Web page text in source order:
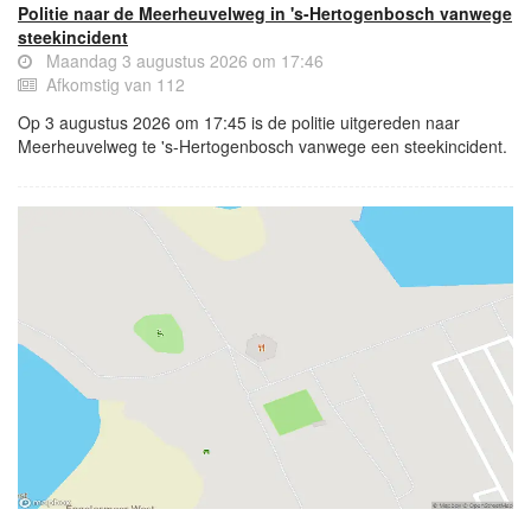
Politie naar de Meerheuvelweg in 's-Hertogenbosch vanwege
steekincident
Maandag 3 augustus 2026 om 17:46
Afkomstig van 112
Op 3 augustus 2026 om 17:45 is de politie uitgereden naar
Meerheuvelweg te 's-Hertogenbosch vanwege een steekincident.